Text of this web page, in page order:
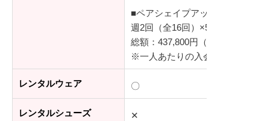
■ペアシェイプアッププログラム
週2回（全16回）×50分/レッスン
総額：437,800円（税込）
※一人あたりの入会金：55,000円
レンタルウェア 〇
レンタルシューズ ✕